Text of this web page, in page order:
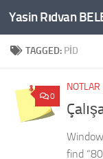
Skip to content
Yasin Rıdvan
TAGGED: PID
0
NOTLAR
find